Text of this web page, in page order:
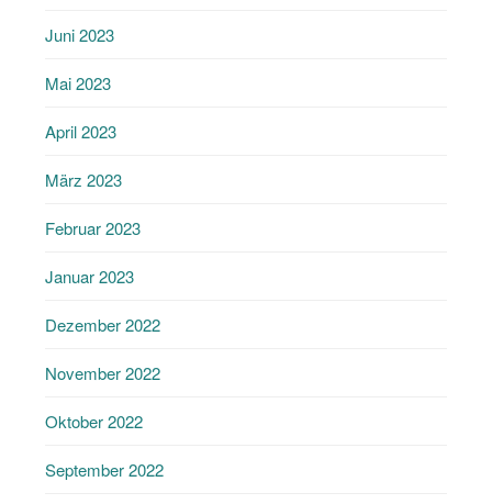
Juni 2023
Mai 2023
April 2023
März 2023
Februar 2023
Januar 2023
Dezember 2022
November 2022
Oktober 2022
September 2022